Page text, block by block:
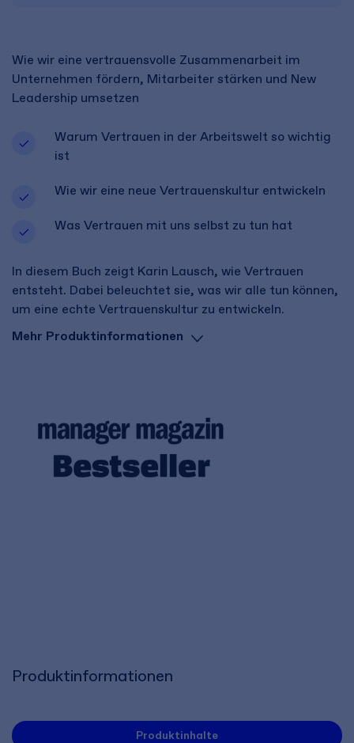
Wie wir eine vertrauensvolle Zusammenarbeit im
Unternehmen fördern, Mitarbeiter stärken und New
Leadership umsetzen
Warum Vertrauen in der Arbeitswelt so wichtig
ist
Wie wir eine neue Vertrauenskultur entwickeln
Was Vertrauen mit uns selbst zu tun hat
In diesem Buch zeigt Karin Lausch, wie Vertrauen
entsteht. Dabei beleuchtet sie, was wir alle tun können,
um eine echte Vertrauenskultur zu entwickeln.
Mehr Produktinformationen
Produktinformationen
Produktinhalte